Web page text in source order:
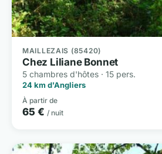
MAILLEZAIS (85420)
Chez Liliane Bonnet
5 chambres d'hôtes · 15 pers.
24 km d'Angliers
À partir de
65 € / nuit